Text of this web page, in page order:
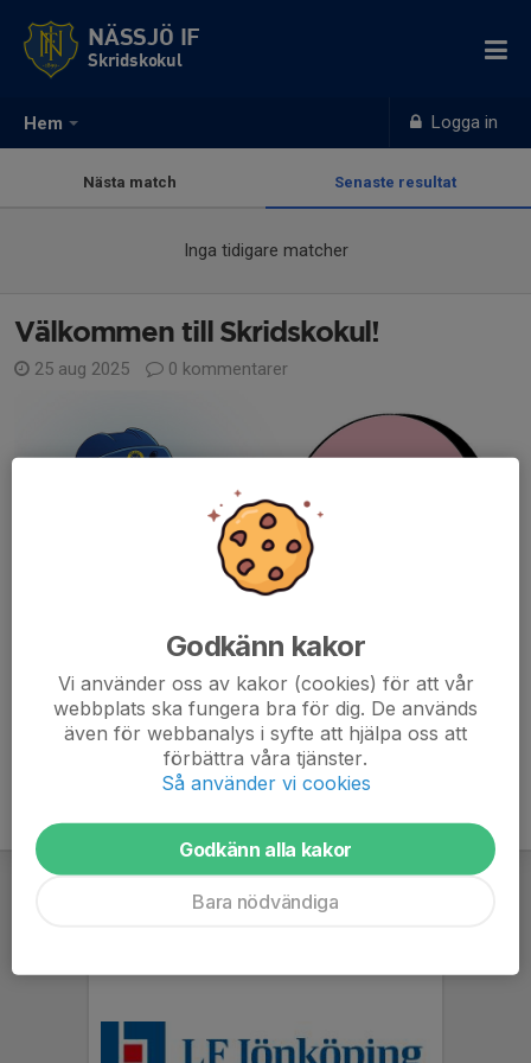
Hem Logga in
NÄSSJÖ IF
Skridskokul
Nästa match Senaste resultat
Inga tidigare matcher
Välkommen till Skridskokul!
25 aug 2025 0 kommentarer
Läs mer
Godkänn kakor
Vi använder oss av kakor (cookies) för att vår
webbplats ska fungera bra för dig. De används
även för webbanalys i syfte att hjälpa oss att
förbättra våra tjänster.
Så använder vi cookies
Godkänn alla kakor
Bara nödvändiga